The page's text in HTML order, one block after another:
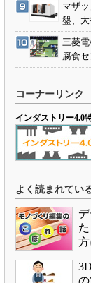
マザ
盤、
三菱
腐食
コーナーリンク
インダストリー4.0
よく読まれてい